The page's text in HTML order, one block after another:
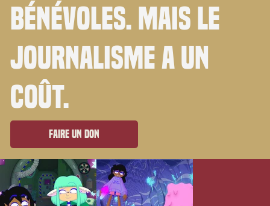
bénévoles. Mais le
journalisme a un
coût.
Faire un don